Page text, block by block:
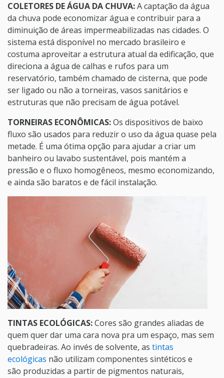
COLETORES DE ÁGUA DA CHUVA:A captação da água
da chuva pode economizar água e contribuir para a
diminuição de áreas impermeabilizadas nas cidades. O
sistema está disponível no mercado brasileiro e
costuma aproveitar a estrutura atual da edificação, que
direciona a água de calhas e rufos para um
reservatório, também chamado de cisterna, que pode
ser ligado ou não a torneiras, vasos sanitários e
estruturas que não precisam de água potável.
TORNEIRAS ECONÔMICAS:Os dispositivos de baixo
fluxo são usados para reduzir o uso da água quase pela
metade. É uma ótima opção para ajudar a criar um
banheiro ou lavabo sustentável, pois mantém a
pressão e o fluxo homogêneos, mesmo economizando,
e ainda são baratos e de fácil instalação.
TINTAS ECOLÓGICAS:Cores são grandes aliadas de
quem quer dar uma cara nova pra um espaço, mas sem
quebradeiras. Ao invés de solvente, as tintas
ecológicas não utilizam componentes sintéticos e
são produzidas a partir de pigmentos naturais,